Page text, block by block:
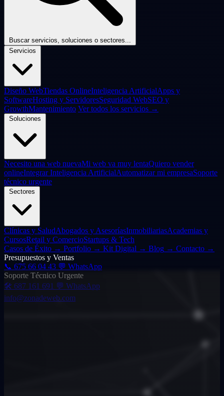
Buscar servicios, soluciones o sectores...
Servicios
Diseño WebTiendas OnlineInteligencia ArtificialApps y
SoftwareHosting y ServidoresSeguridad WebSEO y
GrowthMantenimiento Ver todos los servicios →
Soluciones
Necesito una web nuevaMi web va muy lentaQuiero vender
onlineIntegrar Inteligencia ArtificialAutomatizar mi empresaSoporte
técnico urgente
Sectores
Clínicas y SaludAbogados y AsesoríasInmobiliariasAcademias y
CursosRetail y ComercioStartups & Tech
Casos de Éxito → Portfolio → Kit Digital → Blog → Contacto →
Presupuestos y Ventas
📞 675 66 04 43 💬 WhatsApp
Soporte Técnico Urgente
🛠️ 687 161 691 💬 WhatsApp
info@zonadeweb.com